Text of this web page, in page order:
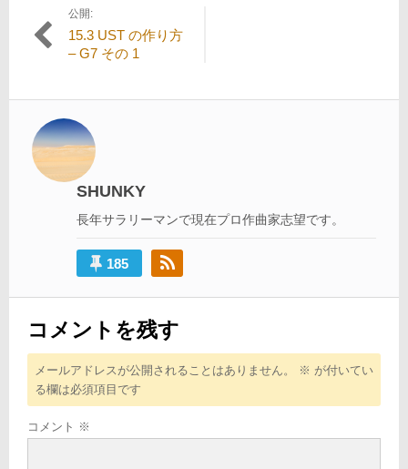
投
稿
ビ
ゲ
ー
シ
公開:
15.3 UST の作り方
– G7 その 1
SHUNKY
長年サラリーマンで現在プロ作曲家志望です。
185
コメントを残す
メールアドレスが公開されることはありません。 ※ が付いてい
る欄は必須項目です
コメント ※